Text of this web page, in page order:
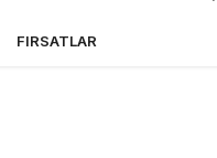
FIRSATLAR